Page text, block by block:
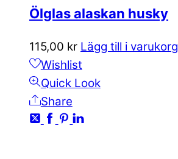
Ölglas alaskan husky
115,00 kr Lägg till i varukorg
Wishlist
Quick Look
Share